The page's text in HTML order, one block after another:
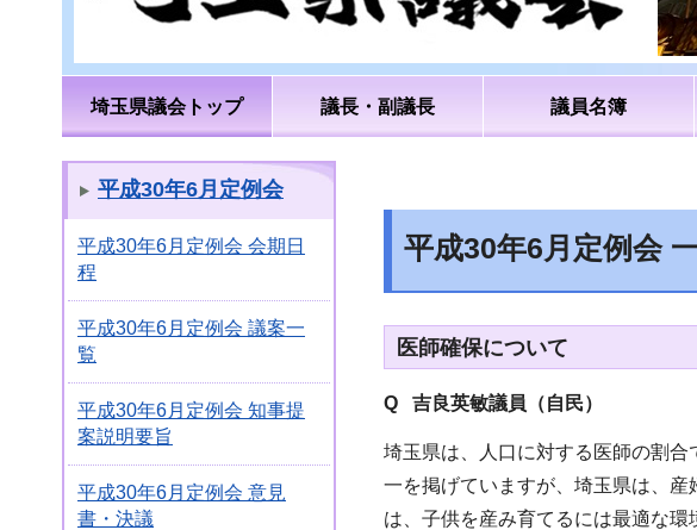
埼玉県議会トップ 議長・副議長 議員名簿
平成30年6月定例会
平成30年6月定例会 会期日
程
平成30年6月定例会 議案一
覧
平成30年6月定例会 知事提
案説明要旨
平成30年6月定例会 意見
書・決議
平成30年6月定例会
医師確保について
Q 吉良英敏議員（自民）
埼玉県は、人口に対する医師の割
一を掲げていますが、埼玉県は、
は、子供を産み育てるには最適な環